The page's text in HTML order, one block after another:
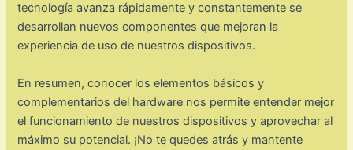
tecnología avanza rápidamente y constantemente se
desarrollan nuevos componentes que mejoran la
experiencia de uso de nuestros dispositivos.
En resumen, conocer los elementos básicos y
complementarios del hardware nos permite entender mejor
el funcionamiento de nuestros dispositivos y aprovechar al
máximo su potencial. ¡No te quedes atrás y mantente